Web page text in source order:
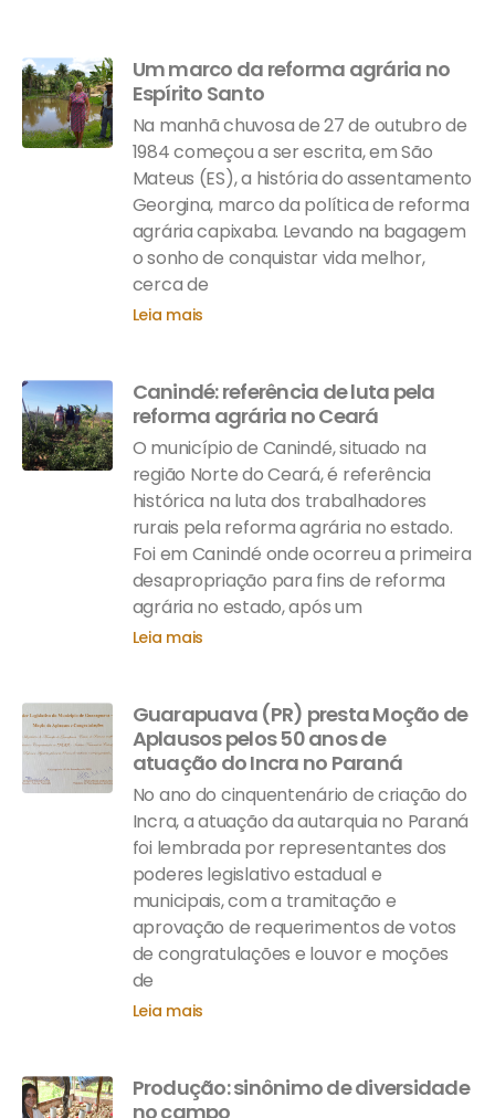
Um marco da reforma agrária no
Espírito Santo
Na manhã chuvosa de 27 de outubro de
1984 começou a ser escrita, em São
Mateus (ES), a história do assentamento
Georgina, marco da política de reforma
agrária capixaba. Levando na bagagem
o sonho de conquistar vida melhor,
cerca de
Leia mais
Canindé: referência de luta pela
reforma agrária no Ceará
O município de Canindé, situado na
região Norte do Ceará, é referência
histórica na luta dos trabalhadores
rurais pela reforma agrária no estado.
Foi em Canindé onde ocorreu a primeira
desapropriação para fins de reforma
agrária no estado, após um
Leia mais
Guarapuava (PR) presta Moção de
Aplausos pelos 50 anos de
atuação do Incra no Paraná
No ano do cinquentenário de criação do
Incra, a atuação da autarquia no Paraná
foi lembrada por representantes dos
poderes legislativo estadual e
municipais, com a tramitação e
aprovação de requerimentos de votos
de congratulações e louvor e moções
de
Leia mais
Produção: sinônimo de diversidade
no campo